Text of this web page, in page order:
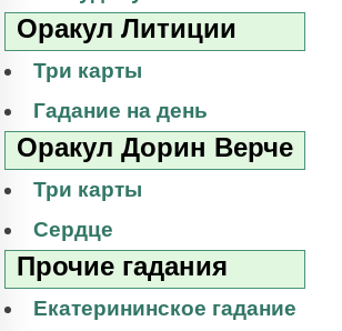
Оракул Литиции
Три карты
Гадание на день
Оракул Дорин Верче
Три карты
Сердце
Прочие гадания
Екатерининское гадание